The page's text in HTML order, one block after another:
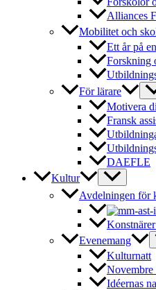
Alliances
Mobilitet och
Ett år på
Forskning
För lärare
Motivera
Fransk
DAEFLE
Kultur
Avdelningen för
Evenemang
Kulturnatt
Idéernas